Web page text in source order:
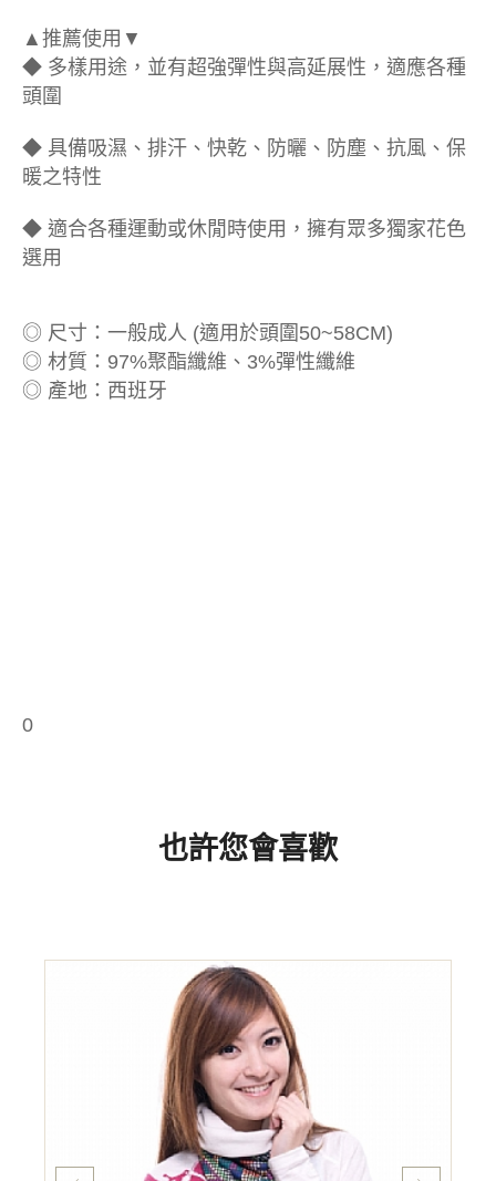
▲推薦使用▼
◆ 多樣用途，並有超強彈性與高延展性，適應各種
頭圍
◆ 具備吸濕、排汗、快乾、防曬、防塵、抗風、保
暖之特性
◆ 適合各種運動或休閒時使用，擁有眾多獨家花色
選用
◎ 尺寸：一般成人 (適用於頭圍50~58CM)
◎ 材質：97%聚酯纖維、3%彈性纖維
◎ 產地：西班牙
0
也許您會喜歡